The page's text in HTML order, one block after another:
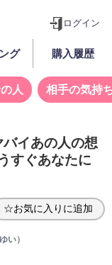
ログイン
グ 購入履歴
人 相手の気持
イあの人の想
すぐあなたに
☆お気に入りに追加
い）